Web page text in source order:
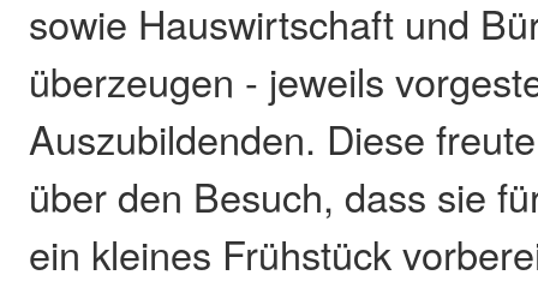
sowie Hauswirtschaft und
überzeugen - jeweils
Auszubildenden. Diese
über den Besuch, dass sie
ein kleines Frühstück